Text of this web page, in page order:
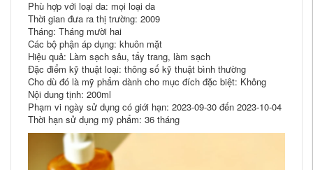
Phù hợp với loại da: mọi loại da
Thời gian đưa ra thị trường: 2009
Tháng: Tháng mười hai
Các bộ phận áp dụng: khuôn mặt
Hiệu quả: Làm sạch sâu, tẩy trang, làm sạch
Đặc điểm kỹ thuật loại: thông số kỹ thuật bình thường
Cho dù đó là mỹ phẩm dành cho mục đích đặc biệt: Không
Nội dung tịnh: 200ml
Phạm vi ngày sử dụng có giới hạn: 2023-09-30 đến 2023-10-04
Thời hạn sử dụng mỹ phẩm: 36 tháng